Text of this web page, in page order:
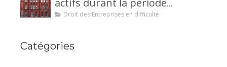
actifs durant la période
d’observation d’un
Droit des Entreprises en difficulté
Catégories